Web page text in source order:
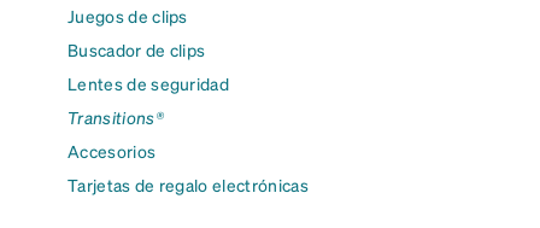
Juegos de clips
Buscador de clips
Lentes de seguridad
Transitions®
Accesorios
Tarjetas de regalo electrónicas